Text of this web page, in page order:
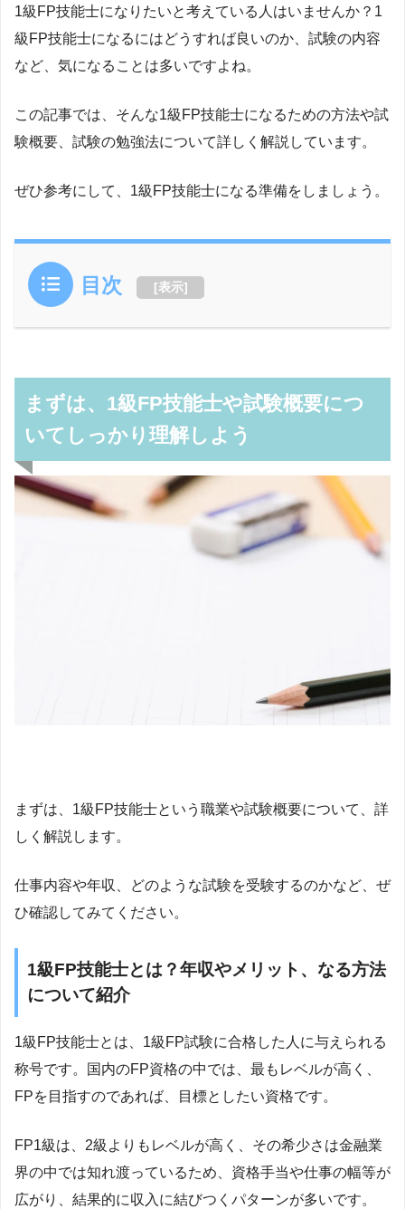
1級FP技能士になりたいと考えている人はいませんか？1
級FP技能士になるにはどうすれば良いのか、試験の内容
など、気になることは多いですよね。
この記事では、そんな1級FP技能士になるための方法や試
験概要、試験の勉強法について詳しく解説しています。
ぜひ参考にして、1級FP技能士になる準備をしましょう。
目次 [表示]
まずは、1級FP技能士や試験概要につ
いてしっかり理解しよう
まずは、1級FP技能士という職業や試験概要について、詳
しく解説します。
仕事内容や年収、どのような試験を受験するのかなど、ぜ
ひ確認してみてください。
1級FP技能士とは？年収やメリット、なる方法
について紹介
1級FP技能士とは、1級FP試験に合格した人に与えられる
称号です。国内のFP資格の中では、最もレベルが高く、
FPを目指すのであれば、目標としたい資格です。
FP1級は、2級よりもレベルが高く、その希少さは金融業
界の中では知れ渡っているため、資格手当や仕事の幅等が
広がり、結果的に収入に結びつくパターンが多いです。